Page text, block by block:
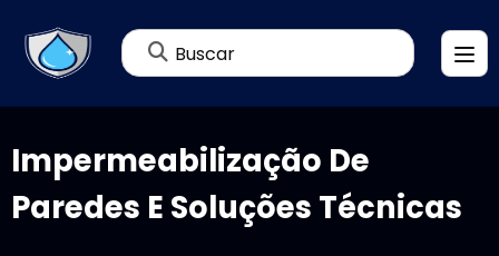
Buscar
Impermeabilização De
Paredes E Soluções Técnicas